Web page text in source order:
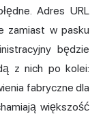
Adres URL
zamiast w pasku
będzie
z nich po kolei:
fabryczne dla
większość